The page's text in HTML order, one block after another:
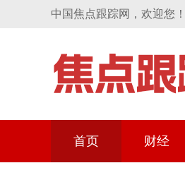
中国焦点跟踪网，欢迎您！
首页 财经